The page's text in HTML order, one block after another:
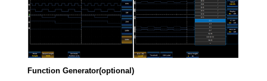
Function Generator(optional)